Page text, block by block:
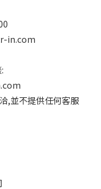
in.com
,並不提供任何客服